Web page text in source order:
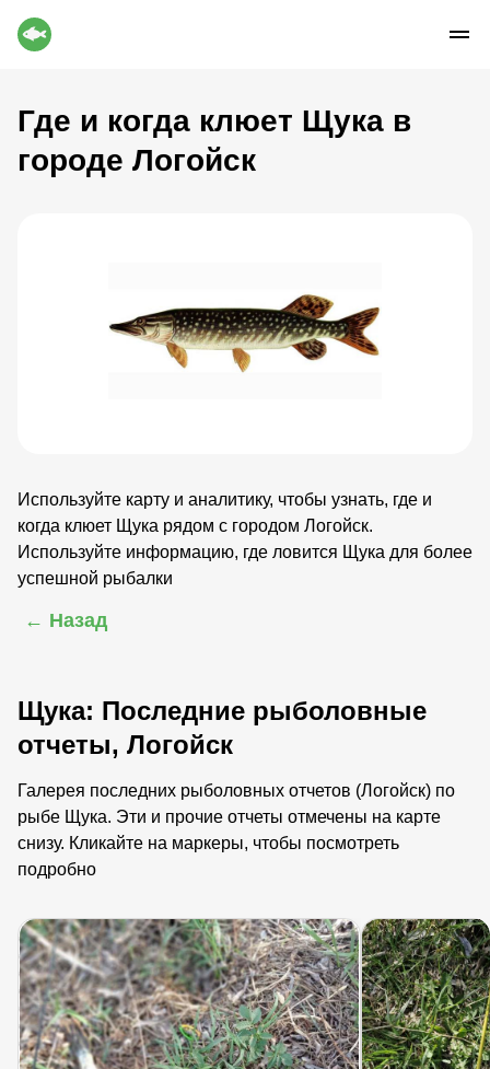
Где и когда клюет Щука в
городе Логойск
Используйте карту и аналитику, чтобы узнать, где и
когда клюет Щука рядом с городом Логойск.
Используйте информацию, где ловится Щука для более
успешной рыбалки
← Назад
Щука: Последние рыболовные
отчеты, Логойск
Галерея последних рыболовных отчетов (Логойск) по
рыбе Щука. Эти и прочие отчеты отмечены на карте
снизу. Кликайте на маркеры, чтобы посмотреть
подробно